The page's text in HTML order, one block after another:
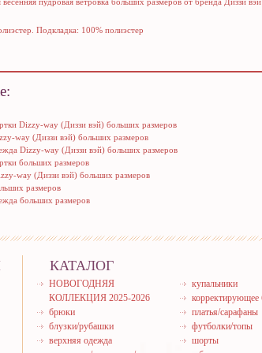
Подкладка: 100% полиэстер
Dizzy-way (Диззи вэй) больших размеров
way (Диззи вэй) больших размеров
Dizzy-way (Диззи вэй) больших размеров
больших размеров
way (Диззи вэй) больших размеров
размеров
больших размеров
КАТАЛОГ
НОВОГОДНЯЯ
КОЛЛЕКЦИЯ 2025-2026
брюки
блузки/рубашки
верхняя одежда
купальники
корректирующее
платья/сарафаны
футболки/топы
шорты